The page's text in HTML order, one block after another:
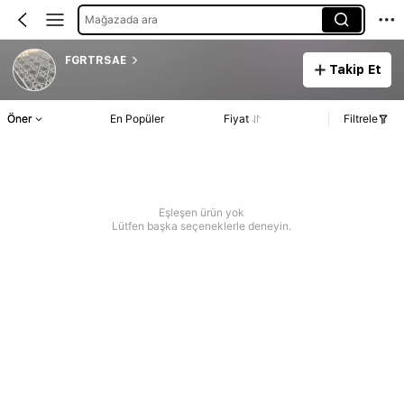
Mağazada ara
FGRTRSAE
Takip Et
Öner En Popüler Fiyat Filtrele
Eşleşen ürün yok
Lütfen başka seçeneklerle deneyin.